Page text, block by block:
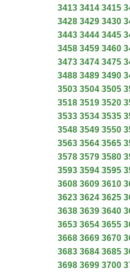
3413 3414 3415
3428 3429 3430
3443 3444 3445
3458 3459 3460
3473 3474 3475
3488 3489 3490
3503 3504 3505
3518 3519 3520
3533 3534 3535
3548 3549 3550
3563 3564 3565
3578 3579 3580
3593 3594 3595
3608 3609 3610
3623 3624 3625
3638 3639 3640
3653 3654 3655
3668 3669 3670
3683 3684 3685
3698 3699 3700